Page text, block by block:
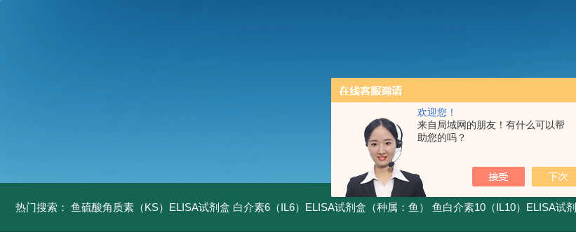
欢迎您！
来自局域网的朋友！有什么可以帮
助您的吗？
热门搜索： 鱼硫酸角质素（KS）ELISA试剂盒 白介素6（IL6）ELISA试剂盒（种属：鱼） 鱼白介素10（IL10）ELISA试剂盒发货及时